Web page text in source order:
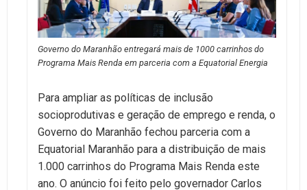
Governo do Maranhão entregará mais de 1000 carrinhos do
Programa Mais Renda em parceria com a Equatorial Energia
Para ampliar as políticas de inclusão
socioprodutivas e geração de emprego e renda, o
Governo do Maranhão fechou parceria com a
Equatorial Maranhão para a distribuição de mais
1.000 carrinhos do Programa Mais Renda este
ano. O anúncio foi feito pelo governador Carlos